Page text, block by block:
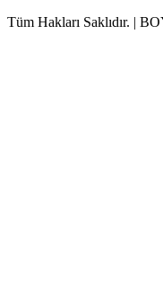
Tüm Hakları Saklıdır. |